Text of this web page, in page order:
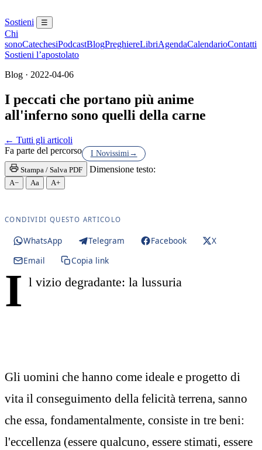
Sostieni ☰
Chi
sonoCatechesiPodcastBlogPreghiereLibriAgendaCalendarioContatti
Sostieni l’apostolato
Blog · 2022-04-06
I peccati che portano più anime
all'inferno sono quelli della carne
← Tutti gli articoli
Fa parte del percorso
I Novissimi →
Stampa / Salva PDF
Dimensione testo:
A− Aa A+
CONDIVIDI QUESTO ARTICOLO
WhatsApp Telegram Facebook
X
Email
Copia link
I l vizio degradante: la lussuria
Gli uomini che hanno come ideale e progetto di
vita il conseguimento della felicità terrena, sanno
che essa, fondamentalmente, consiste in tre beni:
l'eccellenza (essere qualcuno, essere stimati, essere